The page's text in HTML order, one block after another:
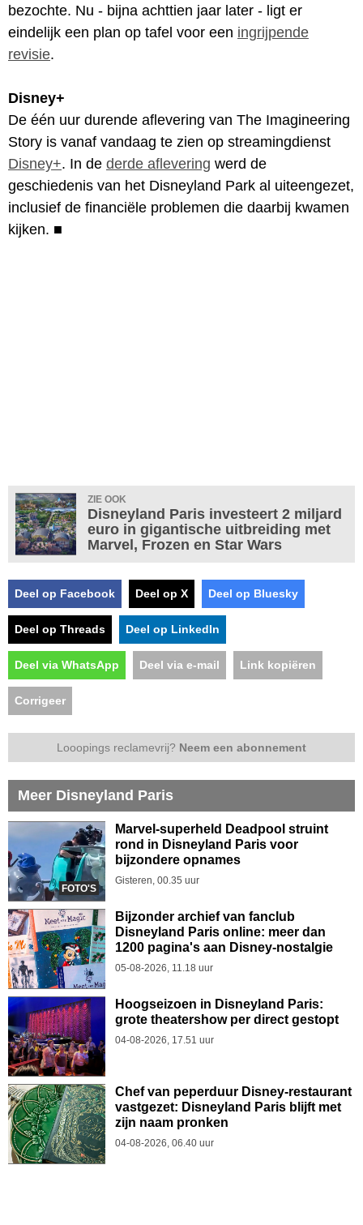
bezochte. Nu - bijna achttien jaar later - ligt er
eindelijk een plan op tafel voor een ingrijpende
revisie.
Disney+
De één uur durende aflevering van The Imagineering
Story is vanaf vandaag te zien op streamingdienst
Disney+. In de derde aflevering werd de
geschiedenis van het Disneyland Park al uiteengezet,
inclusief de financiële problemen die daarbij kwamen
kijken. ■
ZIE OOK
Disneyland Paris investeert 2 miljard
euro in gigantische uitbreiding met
Marvel, Frozen en Star Wars
Deel op Facebook Deel op X Deel op Bluesky
Deel op Threads Deel op LinkedIn
Deel via WhatsApp Deel via e-mail Link kopiëren
Corrigeer
Looopings reclamevrij? Neem een abonnement
Meer Disneyland Paris
FOTO'S
Marvel-superheld Deadpool struint
rond in Disneyland Paris voor
bijzondere opnames
Gisteren, 00.35 uur
Bijzonder archief van fanclub
Disneyland Paris online: meer dan
1200 pagina's aan Disney-nostalgie
05-08-2026, 11.18 uur
Hoogseizoen in Disneyland Paris:
grote theatershow per direct gestopt
04-08-2026, 17.51 uur
Chef van peperduur Disney-restaurant
vastgezet: Disneyland Paris blijft met
zijn naam pronken
04-08-2026, 06.40 uur